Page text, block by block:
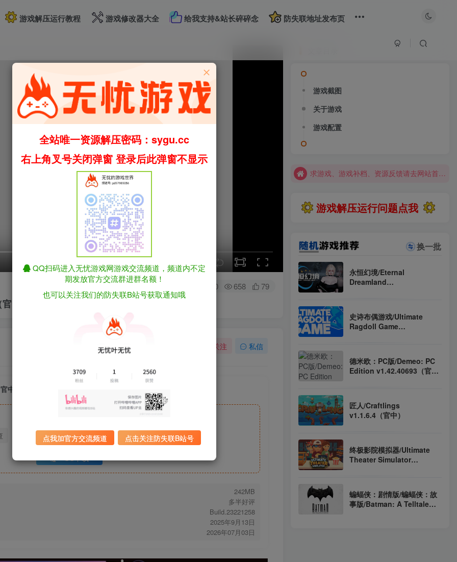
游戏解压运行教程 游戏修改器大全 给我支持&站长碎碎念 防失联地址发布页
speed
0 658 79
中）
关注 私信
中）
迅雷下载 全站统一解压密码：sygu.cc
UC下载
242MB
多半好评
Build.23221258
2025年9月13日
2026年07月03日
游戏截图
关于游戏
游戏配置
大部分游戏解压安装问题可通过网站首页运行教程排查解决
全站资源解压密码：sygu.cc
网站图片加载不出来？打开加速器，加速steam，清空浏览器缓存试试
大部分游戏解压安装问题可通过网站首页运行教程排查解决
游戏解压运行问题点我
换一批
永恒幻境/Eternal
Dreamland
史诗布偶游戏/Ultimate
Ragdoll Game
德米欧：PC版/Demeo: PC
Edition v1.42.40693（官
匠人/Craftlings
v1.1.6.4（官中）
终极影院模拟器/Ultimate
Theater Simulator
蝙蝠侠：剧情版/蝙蝠侠：故
事版/Batman: A Telltale
全站唯一资源解压密码：sygu.cc
右上角叉号关闭弹窗 登录后此弹窗不显示
QQ扫码进入无忧游戏网游戏交流频道，频道内不定
期发放官方交流群进群名额！
也可以关注我们的防失联B站号获取通知哦
点我加官方交流频道 点击关注防失联B站号